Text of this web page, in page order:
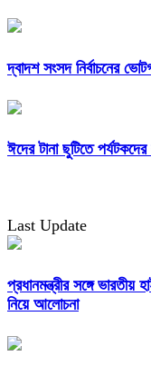
দ্বাদশ সংসদ নির্বাচনের
ঈদের টানা ছুটিতে
Last Update
প্রধানমন্ত্রীর সঙ্গে ভারতীয়
নিয়ে আলোচনা